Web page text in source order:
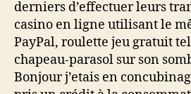
derniers d’effectuer leurs
casino en ligne utilisant le
PayPal, roulette jeu gratuit
chapeau-parasol sur son
Bonjour j’etais en